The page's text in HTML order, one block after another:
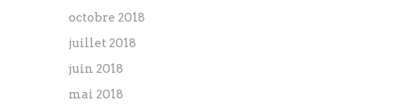
octobre 2018
juillet 2018
juin 2018
mai 2018